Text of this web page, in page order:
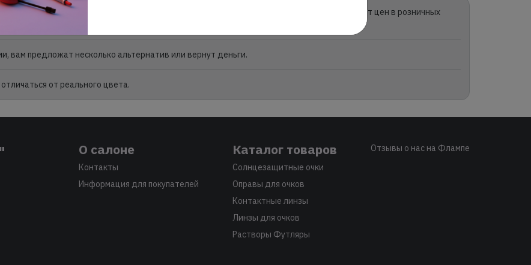
внимание, что цена указана только для интернет-магазина и может отличаться от цен в розничных
вам предложат несколько альтернатив или вернут деньги.
от реального цвета.
О салоне
Контакты
Информация для покупателей
Каталог товаров
Солнцезащитные очки
Оправы для очков
Контактные линзы
Линзы для очков
Растворы Футляры
Отзывы о нас на Флампе